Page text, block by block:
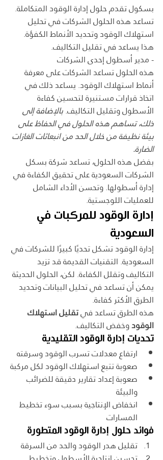
بسكول تقدم حلول إدارة الوقود المتكاملة.
تساعد هذه الحلول الشركات في تحليل
استهلاك الوقود وتحديد الأنماط الكفؤة.
هذا يساعد في تقليل التكاليف.
- مدير أسطول إحدى الشركات
هذه الحلول تساعد الشركات على معرفة
أنماط استهلاك الوقود. يساعد ذلك في
اتخاذ قرارات مستنيرة لتحسين كفاءة
الأسطول وتقليل التكاليف. بالإضافة إلى
ذلك، تساهم هذه الحلول في الحفاظ على
بيئة نظيفة من خلال الحد من انبعاثات الغازات
الضارة.
بفضل هذه الحلول، تساعد شركة بسكل
الشركات السعودية على تحقيق الكفاءة في
إدارة أسطولها. وتحسن الأداء الشامل
للعمليات اللوجستية.
إدارة الوقود للمركبات في
السعودية
إدارة الوقود تشكل تحديًا كبيرًا للشركات في
السعودية. التقنيات القديمة قد تزيد
التكاليف وتقلل الكفاءة. لكن، الحلول الحديثة
يمكن أن تساعد في تحليل البيانات وتحديد
الطرق الأكثر كفاءة.
هذه الطرق تساعد في تقليل استهلاك
الوقود وخفض التكاليف.
تحديات إدارة الوقود التقليدية
ارتفاع معدلات تسرب الوقود وسرقته
صعوبة تتبع استهلاك الوقود لكل مركبة
صعوبة إعداد تقارير دقيقة للضرائب
والبيئة
انخفاض الإنتاجية بسبب سوء تخطيط
المسارات
فوائد حلول إدارة الوقود المتطورة
تقليل هدر الوقود والحد من السرقة